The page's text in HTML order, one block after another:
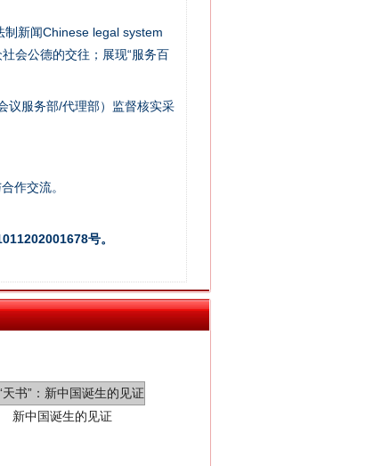
新闻Chinese legal system
会公德的交往；展现“服务百
议服务部/代理部）监督核实采
作交流。
号。
法官巧妙执行解纠纷
新中国诞生的见证